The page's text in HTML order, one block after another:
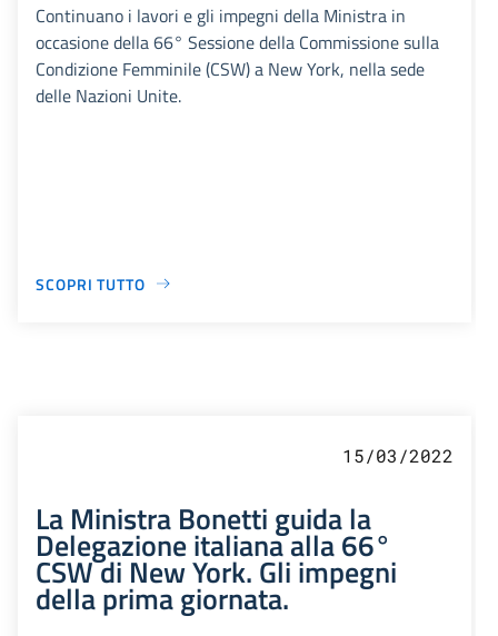
Continuano i lavori e gli impegni della Ministra in
occasione della 66° Sessione della Commissione sulla
Condizione Femminile (CSW) a New York, nella sede
delle Nazioni Unite.
SCOPRI TUTTO
15/03/2022
La Ministra Bonetti guida la
Delegazione italiana alla 66°
CSW di New York. Gli impegni
della prima giornata.